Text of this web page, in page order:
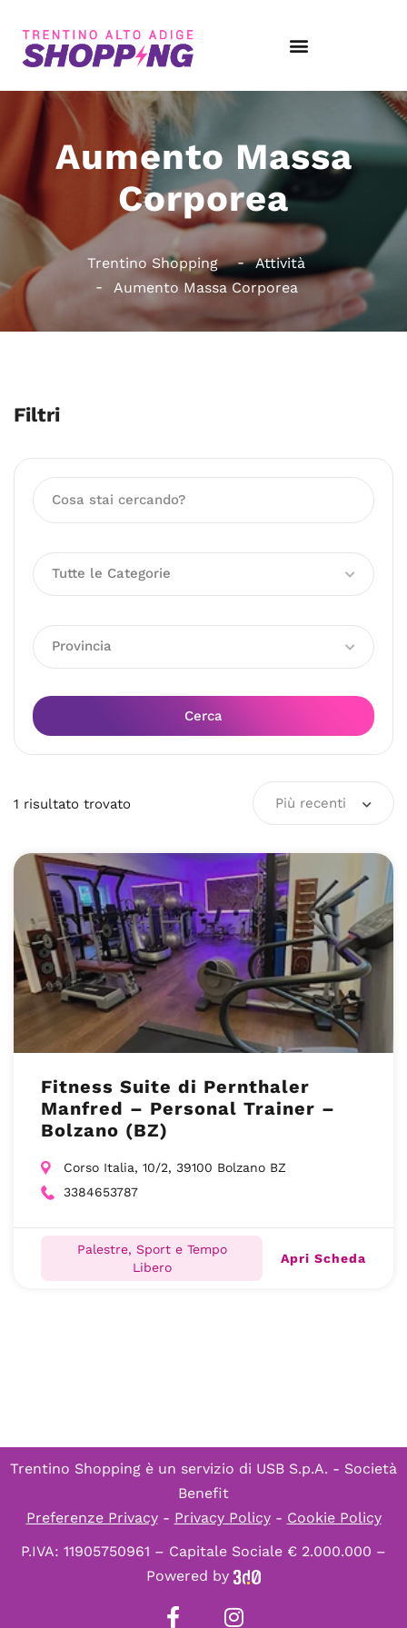
Aumento Massa
Corporea
Trentino Shopping
Attività
Aumento Massa Corporea
Filtri
Tutte le Categorie
Provincia
Cerca
1 risultato trovato Più recenti
Fitness Suite di Pernthaler
Manfred – Personal Trainer –
Bolzano (BZ)
Corso Italia, 10/2, 39100 Bolzano BZ
3384653787
Palestre, Sport e Tempo
Libero
Apri Scheda
Trentino Shopping è un servizio di USB S.p.A. - Società
Benefit
Preferenze Privacy- Privacy Policy- Cookie Policy
P.IVA: 11905750961 – Capitale Sociale € 2.000.000 –
Powered by